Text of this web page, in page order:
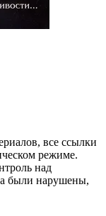
все ссылки
режиме.
над
были нарушены,